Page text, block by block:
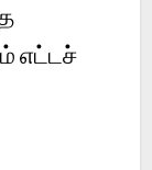
எட்டச்